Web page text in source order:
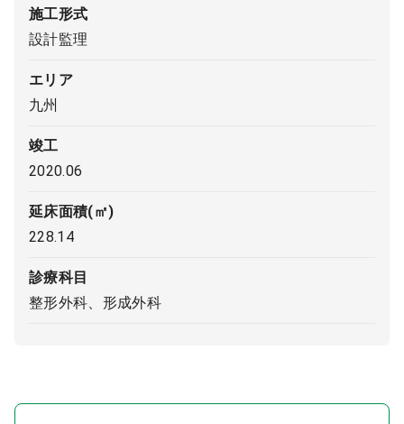
受付時間
DtoDとは
お問合せ
医院の譲渡・売却をお考えの方
施工形式
設計監理
エリア
九州
竣工
2020.06
延床面積(㎡)
228.14
診療科目
整形外科、形成外科